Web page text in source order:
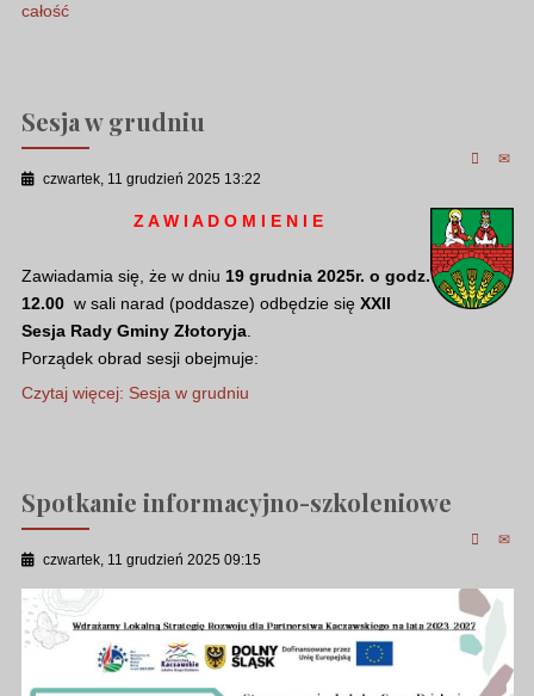
całość
Sesja w grudniu
czwartek, 11 grudzień 2025 13:22
Z A W I A D O M I E N I E
Zawiadamia się, że w dniu 19 grudnia 2025r. o godz.
12.00 w sali narad (poddasze) odbędzie sięXXII
Sesja Rady Gminy Złotoryja.
Porządek obrad sesji obejmuje:
Czytaj więcej: Sesja w grudniu
Spotkanie informacyjno-szkoleniowe
czwartek, 11 grudzień 2025 09:15